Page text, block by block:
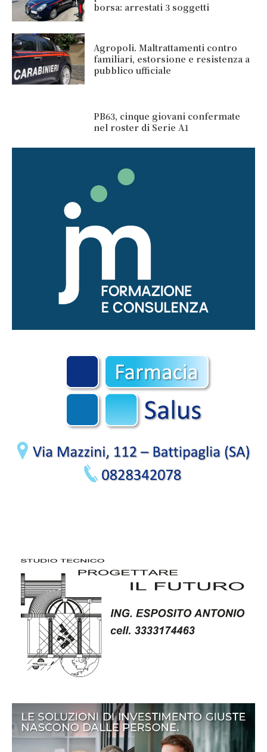
borsa: arrestati 3 soggetti
Agropoli. Maltrattamenti contro
familiari, estorsione e resistenza a
pubblico ufficiale
PB63, cinque giovani confermate
nel roster di Serie A1